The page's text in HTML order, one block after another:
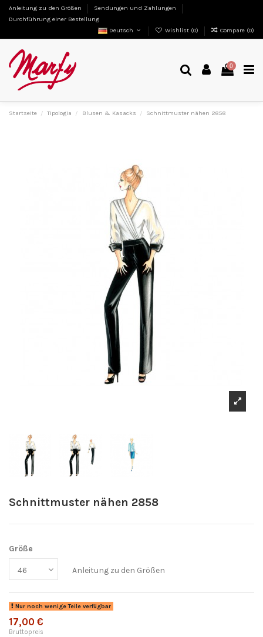
Anleitung zu den Größen
Sendungen und Zahlungen
Durchführung einer Bestellung
Deutsch
Wishlist (0) Compare (0)
0
Startseite Tipologia Blusen & Kasacks Schnittmuster nähen 2858
Schnittmuster nähen 2858
Größe
Anleitung zu den Größen
Nur noch wenige Teile verfügbar
17,00 €
Bruttopreis